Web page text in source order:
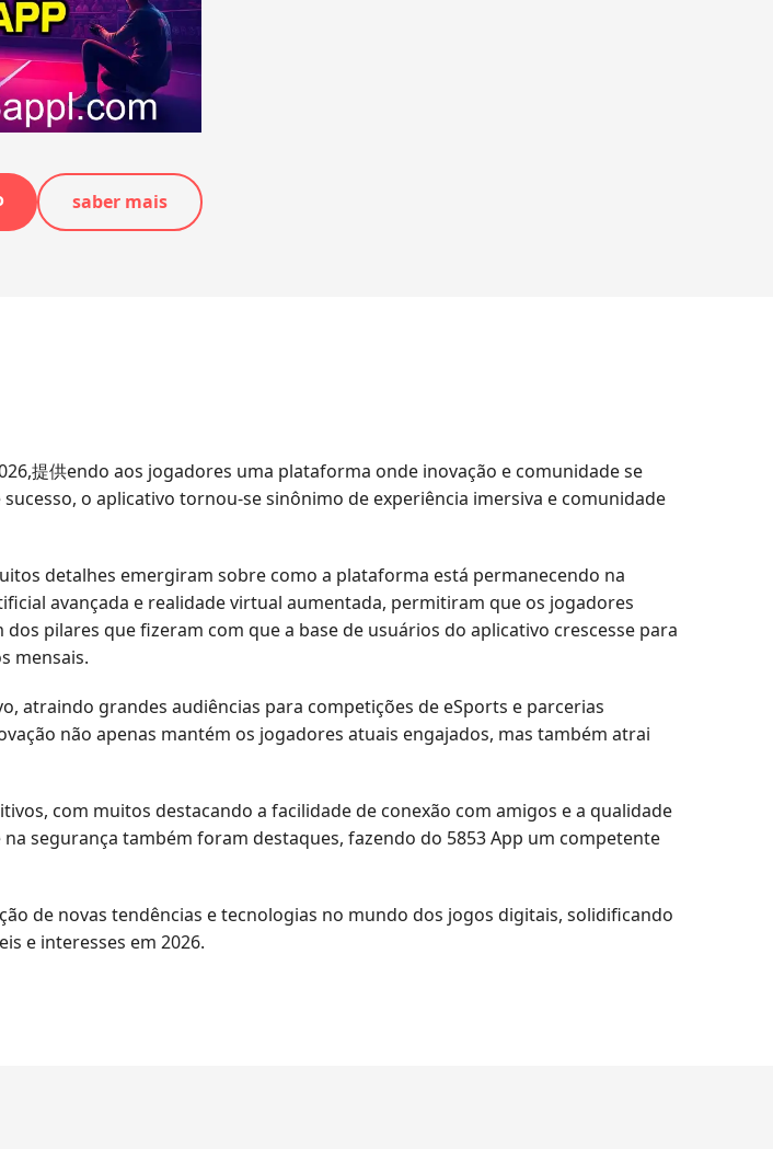
saber mais
提供endo aos jogadores uma plataforma onde inovação e comunidade se
o aplicativo tornou-se sinônimo de experiência imersiva e comunidade
detalhes emergiram sobre como a plataforma está permanecendo na
avançada e realidade virtual aumentada, permitiram que os jogadores
pilares que fizeram com que a base de usuários do aplicativo crescesse para
mensais.
atraindo grandes audiências para competições de eSports e parcerias
não apenas mantém os jogadores atuais engajados, mas também atrai
com muitos destacando a facilidade de conexão com amigos e a qualidade
segurança também foram destaques, fazendo do 5853 App um competente
de novas tendências e tecnologias no mundo dos jogos digitais, solidificando
e interesses em 2026.